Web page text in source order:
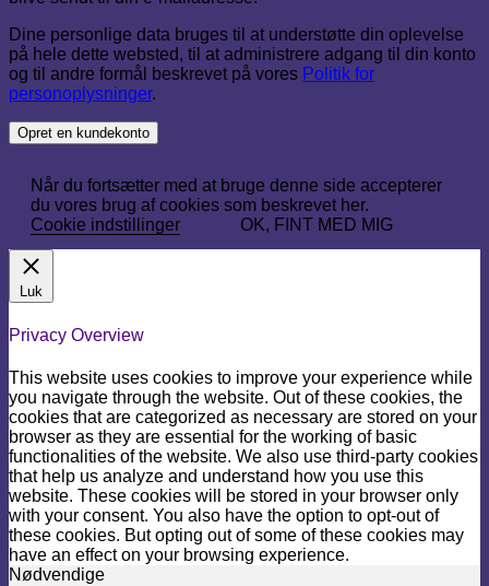
Dine personlige data bruges til at understøtte din oplevelse
på hele dette websted, til at administrere adgang til din konto
og til andre formål beskrevet på vores Politik for
personoplysninger.
Opret en kundekonto
Når du fortsætter med at bruge denne side accepterer
du vores brug af cookies som beskrevet her.
Cookie indstillinger
OK, FINT MED MIG
Luk
Privacy Overview
This website uses cookies to improve your experience while
you navigate through the website. Out of these cookies, the
cookies that are categorized as necessary are stored on your
browser as they are essential for the working of basic
functionalities of the website. We also use third-party cookies
that help us analyze and understand how you use this
website. These cookies will be stored in your browser only
with your consent. You also have the option to opt-out of
these cookies. But opting out of some of these cookies may
have an effect on your browsing experience.
Nødvendige